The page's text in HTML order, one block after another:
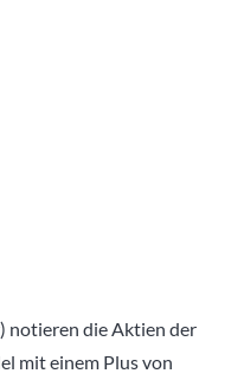
notieren die Aktien der
mit einem Plus von